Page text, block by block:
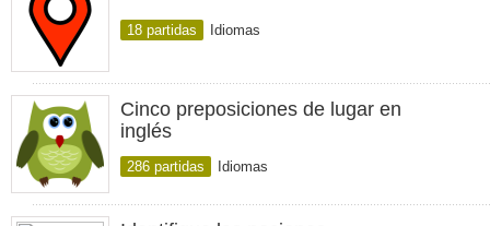
18 partidas Idiomas
Cinco preposiciones de lugar en
inglés
286 partidas Idiomas